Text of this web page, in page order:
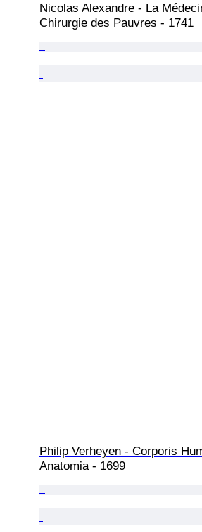
Nicolas Alexandre - La
Chirurgie des Pauvres - 1741
Philip Verheyen - Corporis
Anatomia - 1699